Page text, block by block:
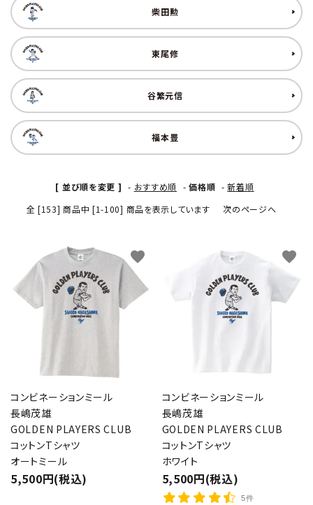
柴田勲
東尾修
谷繁元信
福本豊
[ 並び順を変更 ] - おすすめ順 -価格順 -新着順
全 [153] 商品中 [1-100] 商品を表示しています
次のページへ
コンビネーションミール
長嶋茂雄
GOLDEN PLAYERS CLUB
コットンTシャツ
オートミール
5,500円(税込)
favorite
コンビネーションミール
長嶋茂雄
GOLDEN PLAYERS CLUB
コットンTシャツ
ホワイト
5,500円(税込)
5件
favorite